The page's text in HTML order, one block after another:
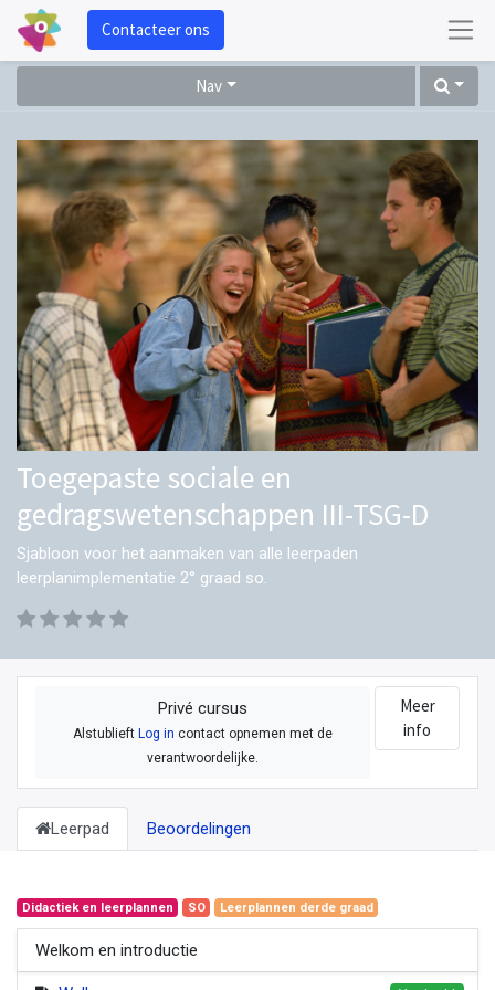
Contacteer ons
Nav
Toegepaste sociale en
gedragswetenschappen III-TSG-D
Sjabloon voor het aanmaken van alle leerpaden
leerplanimplementatie 2° graad so.
Privé cursus
AlstublieftLog in contact opnemen met de
verantwoordelijke.
Meer
info
Leerpad Beoordelingen
Didactiek en leerplannen SO Leerplannen derde graad
Welkom en introductie